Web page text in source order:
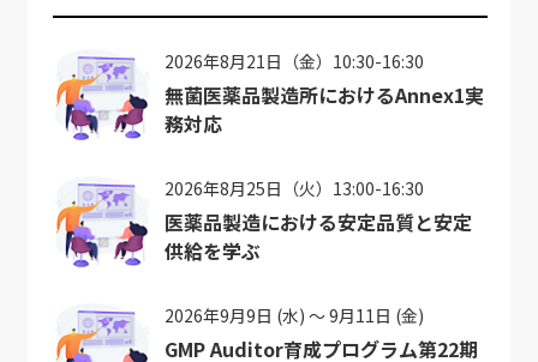
2026年8月21日（金）10:30-16:30
無菌医薬品製造所におけるAnnex1実
務対応
2026年8月25日（火）13:00-16:30
医薬品製造における安定品質と安定
供給を学ぶ
2026年9月9日 (水) ～ 9月11日 (金)
GMP Auditor育成プログラム第22期